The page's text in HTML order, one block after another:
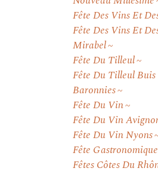
Fête Des Vins Et
Fête Des Vins Et
Mirabel
Fête Du Tilleul
Fête Du Tilleul Buis
Baronnies
Fête Du Vin
Fête Du Vin
Fête Du Vin Nyons
Fête Gastronomique
Fêtes Côtes Du